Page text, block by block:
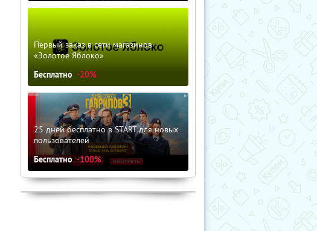
Первый заказ в сети магазинов
«Золотое Яблоко»
Бесплатно -20%
25 дней бесплатно в START для новых
пользователей
Бесплатно -100%